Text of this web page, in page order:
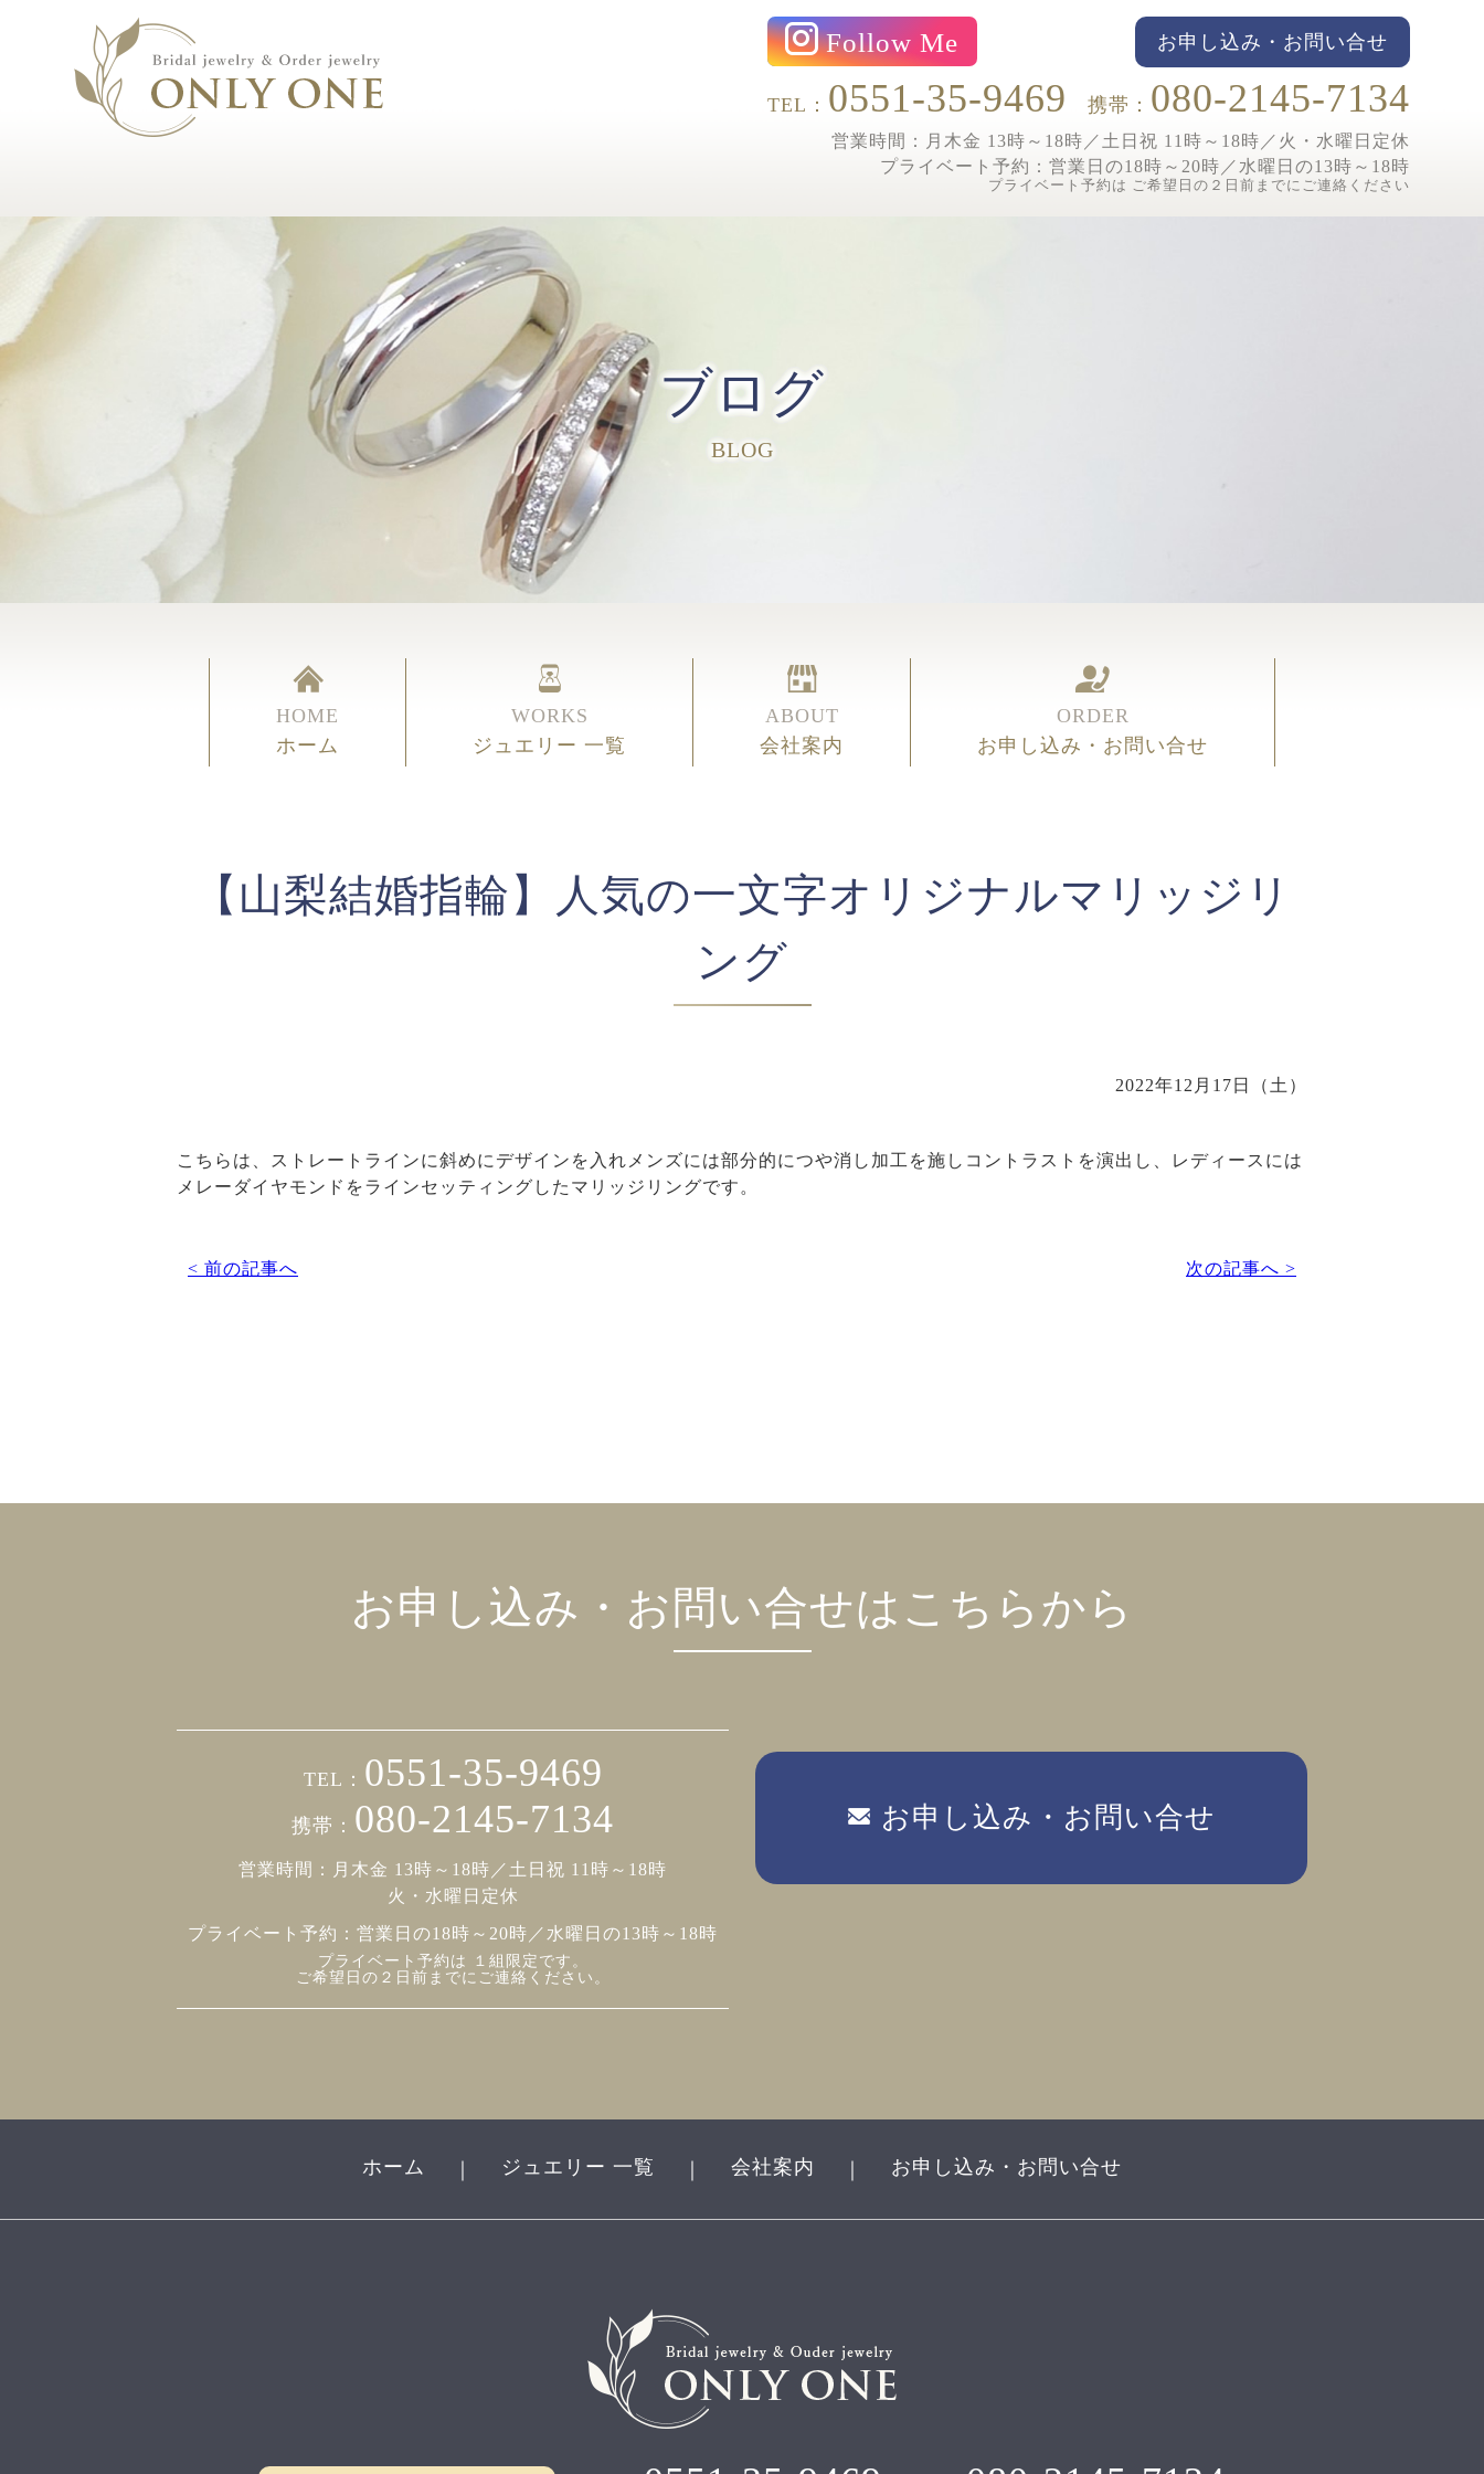
Follow Me お申し込み・お問い合せ
TEL： 0551-35-9469 携帯： 080-2145-7134
営業時間：月木金 13時～18時／土日祝 11時～18時／ 火・水曜日定休
プライベート予約： 営業日の18時～20時／水曜日の13時～18時
プライベート予約は ご希望日の２日前までにご連絡ください
ブログ
BLOG
HOME
ホーム
WORKS
ジュエリー 一覧
ABOUT
会社案内
ORDER
お申し込み・お問い合せ
【山梨結婚指輪】人気の一文字オリジナルマリッジリ
ング
2022年12月17日（土）
こちらは、ストレートラインに斜めにデザインを入れメンズには部分的につや消し加工を施しコントラストを演出し、レディースには
メレーダイヤモンドをラインセッティングしたマリッジリングです。
< 前の記事へ 次の記事へ >
お申し込み・お問い合せはこちらから
TEL： 0551-35-9469
携帯： 080-2145-7134
営業時間：月木金 13時～18時／土日祝 11時～18時
火・水曜日定休
プライベート予約： 営業日の18時～20時／水曜日の13時～18時
プライベート予約は １組限定です。
ご希望日の２日前までにご連絡ください。
お申し込み・お問い合せ
ホーム ジュエリー 一覧 会社案内 お申し込み・お問い合せ